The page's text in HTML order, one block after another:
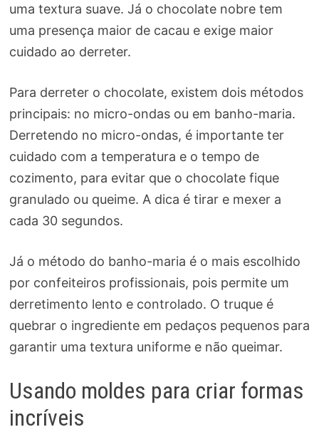
uma textura suave. Já o chocolate nobre tem
uma presença maior de cacau e exige maior
cuidado ao derreter.
Para derreter o chocolate, existem dois métodos
principais: no micro-ondas ou em banho-maria.
Derretendo no micro-ondas, é importante ter
cuidado com a temperatura e o tempo de
cozimento, para evitar que o chocolate fique
granulado ou queime. A dica é tirar e mexer a
cada 30 segundos.
Já o método do banho-maria é o mais escolhido
por confeiteiros profissionais, pois permite um
derretimento lento e controlado. O truque é
quebrar o ingrediente em pedaços pequenos para
garantir uma textura uniforme e não queimar.
Usando moldes para criar formas
incríveis